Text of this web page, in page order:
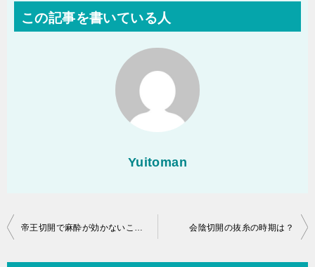
この記事を書いている人
Yuitoman
投
帝王切開で麻酔が効かないことってあるの⁈ 会陰切開の抜糸の時期は？